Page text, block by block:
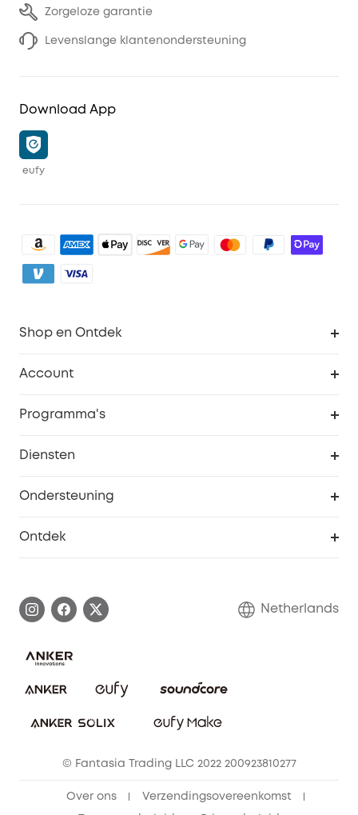
Zorgeloze garantie
Levenslange klantenondersteuning
Download App
eufy
Shop en Ontdek
Account
Programma's
Diensten
Ondersteuning
Ontdek
Contact
Netherlands
© Fantasia Trading LLC 2022 200923810277
Over ons Verzendingsovereenkomst